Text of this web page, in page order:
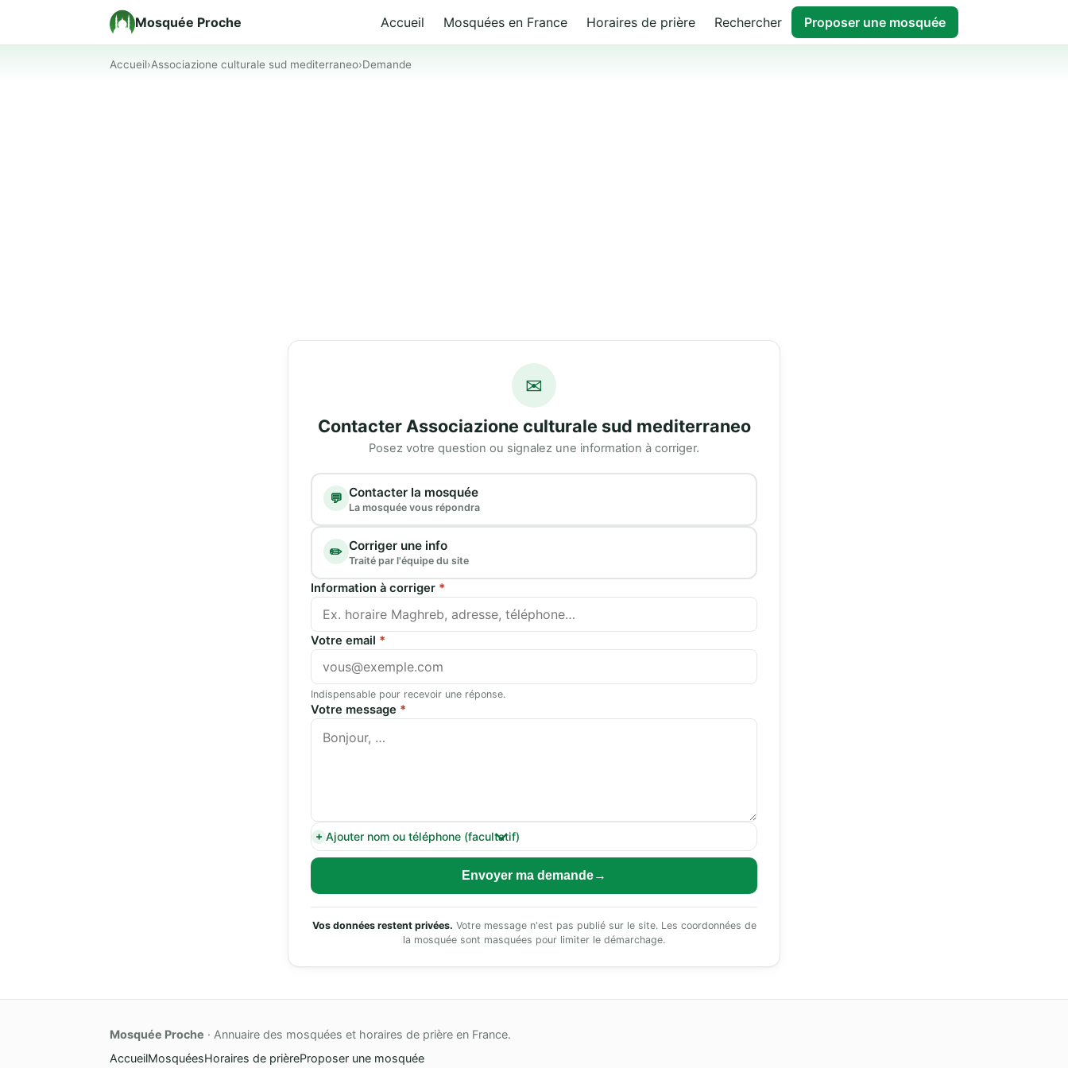
Mosquée Proche Accueil Mosquées en France Horaires de prière Rechercher Proposer une mosquée
Accueil›Associazione culturale sud mediterraneo›Demande
✉
Contacter Associazione culturale sud mediterraneo
Posez votre question ou signalez une information à corriger.
Type de demande
💬 Contacter la mosquée
La mosquée vous répondra
✏️ Corriger une info
Traité par l'équipe du site
Information à corriger *
Votre email *
Indispensable pour recevoir une réponse.
Votre message *
Ajouter nom ou téléphone (facultatif)
Envoyer ma demande
Vos données restent privées. Votre message n'est pas publié sur le site. Les coordonnées de
la mosquée sont masquées pour limiter le démarchage.
Mosquée Proche · Annuaire des mosquées et horaires de prière en France.
AccueilMosquéesHoraires de prièreProposer une mosquée